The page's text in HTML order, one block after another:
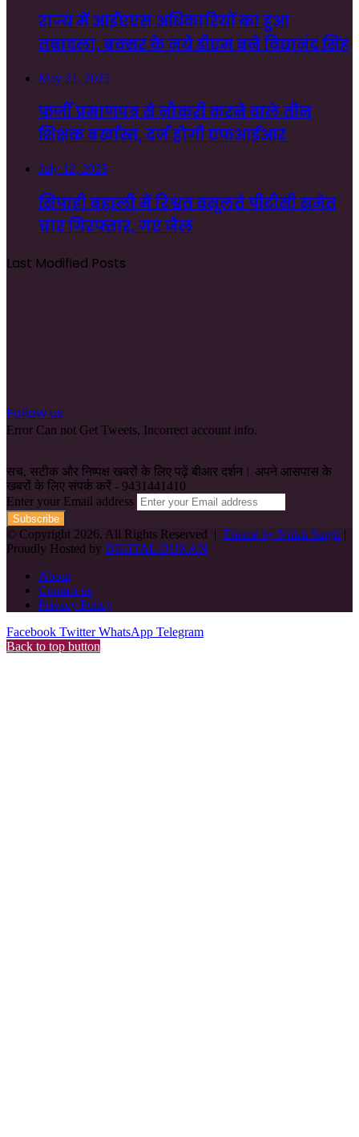
राज्य में आईएएस अधिकारियों का हुआ
तबादला, बक्सर के नये डीएम बने विद्यानंद सिंह
May 21, 2025
फर्जी प्रमाणपत्र से नौकरी करने वाले तीन
शिक्षक बर्खास्त, दर्ज होगी एफआईआर
July 12, 2025
सिपाही बहाली में रिश्वत वसूलते पीटीसी समेत
चार गिरफ्तार, गए जेल
Last Modified Posts
Follow us
Error Can not Get Tweets, Incorrect account info.
सच, सटीक और निष्पक्ष खबरों के लिए पढ़ें बीआर दर्शन। अपने आसपास के
खबरों के लिए संपर्क करें - 9431441410
Enter your Email address
© Copyright 2026, All Rights Reserved | Theme by Nitish Singh |
Proudly Hosted by DIGITAL DUKAN
About
Contact us
Privacy Policy
Facebook Twitter WhatsApp Telegram
Back to top button